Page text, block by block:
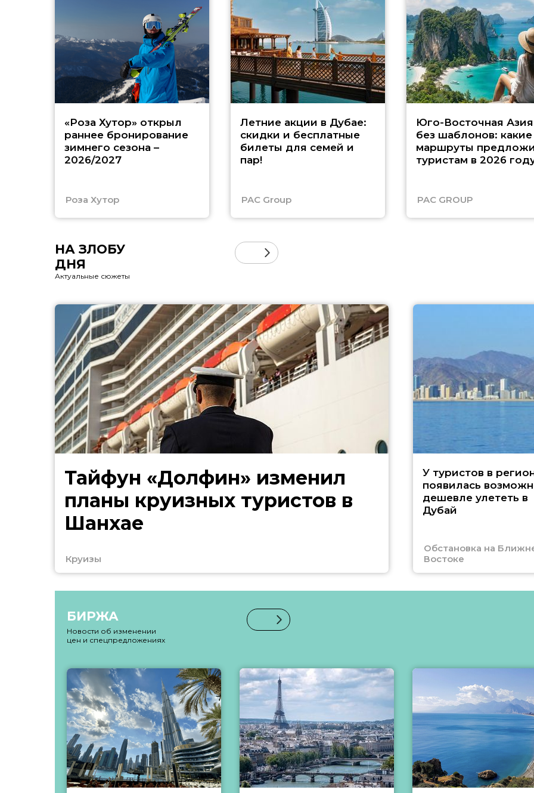
«Роза Хутор» открыл
раннее бронирование
зимнего сезона –
2026/2027
Роза Хутор
Летние акции в Дубае:
скидки и бесплатные
билеты для семей и
пар!
PAC Group
Юго-Восточная Азия
без шаблонов: какие
маршруты
туристам в 2026
PAC GROUP
НА ЗЛОБУ
ДНЯ
Актуальные сюжеты
Тайфун «Долфин» изменил
планы круизных туристов в
Шанхае
Круизы
У туристов в
появилась
дешевле улететь в
Дубай
Обстановка на
Востоке
БИРЖА
Новости об изменении
цен и спецпредложениях